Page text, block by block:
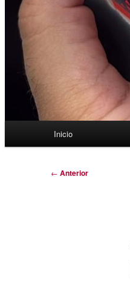
Inicio
Navegación
← Anterior